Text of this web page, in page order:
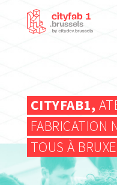
CITYFAB1,
FABRICATION
TOUS À